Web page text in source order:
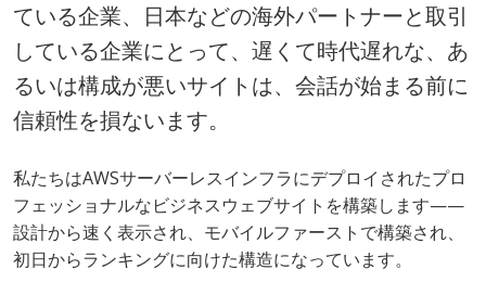
ている企業、日本などの海外パートナーと取引
している企業にとって、遅くて時代遅れな、あ
るいは構成が悪いサイトは、会話が始まる前に
信頼性を損ないます。
私たちはAWSサーバーレスインフラにデプロイされたプロ
フェッショナルなビジネスウェブサイトを構築します——
設計から速く表示され、モバイルファーストで構築され、
初日からランキングに向けた構造になっています。